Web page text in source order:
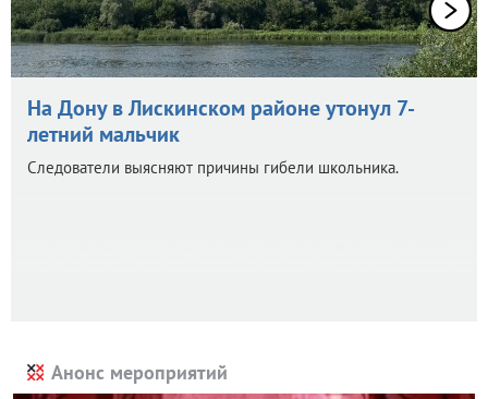
На Дону в Лискинском районе утонул 7-
летний мальчик
Следователи выясняют причины гибели школьника.
Анонс мероприятий